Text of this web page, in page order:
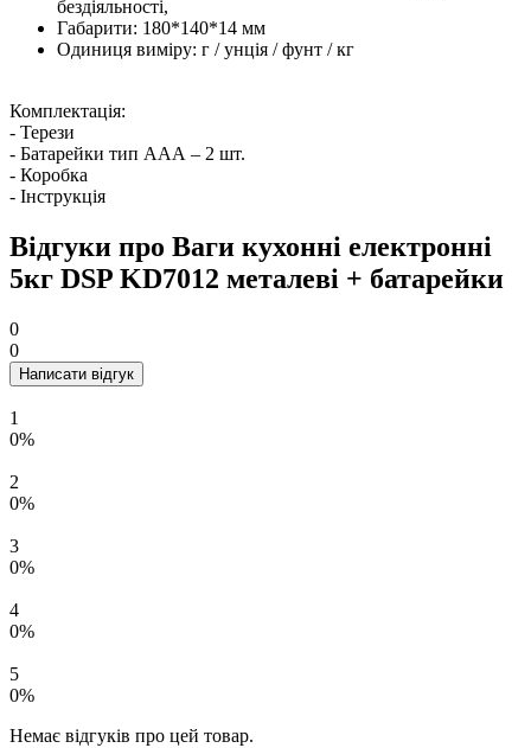
бездіяльності,
Габарити: 180*140*14 мм
Одиниця виміру: г / унція / фунт / кг
Комплектація:
- Терези
- Батарейки тип ААА – 2 шт.
- Коробка
- Інструкція
Відгуки про Ваги кухонні електронні
5кг DSP KD7012 металеві + батарейки
0
0
Написати відгук
1
0%
2
0%
3
0%
4
0%
5
0%
Немає відгуків про цей товар.